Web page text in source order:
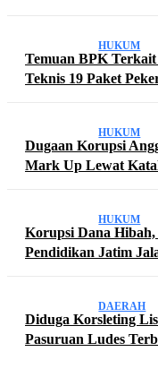
HUKUM
Temuan BPK Terkait
Teknis 19 Paket
HUKUM
Dugaan Korupsi
Mark Up Lewat
HUKUM
Korupsi Dana
Pendidikan Jatim
DAERAH
Diduga Korsleting
Pasuruan Ludes